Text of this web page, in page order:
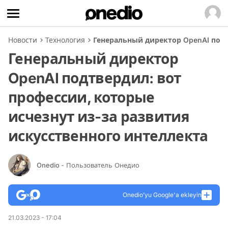
Новости Технология Генеральный директор OpenAI
Генеральный директор
OpenAI подтвердил: вот
профессии, которые
исчезнут из-за развития
искусственного интеллекта
Onedio - Пользователь Онедио
Onedio’yu Google'a ekleyin
21.03.2023 - 17:04